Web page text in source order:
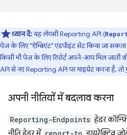
ध्यान दें:यह लेगसी Reporting API (
पेज के लिए "ऐम्बिएंट" एंडपॉइंट सेट किया जा
किसी भी पेज के लिए रिपोर्ट अपने-आप मिल
API से नए Reporting API पर माइग्रेट करना है, तो
अपनी नीतियों में बदलाव करना
Reporting-Endpoints हेडर